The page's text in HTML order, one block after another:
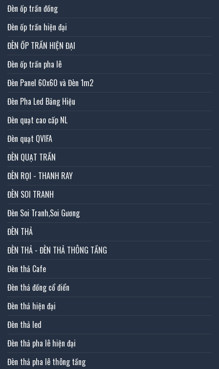
Đèn ốp trần đồng
Đèn ốp trần hiện đại
ĐÈN ỐP TRẦN HIỆN ĐẠI
Đèn ốp trần pha lê
Đèn Panel 60x60 và Đèn 1m2
Đèn Pha Led Bảng Hiệu
Đèn quạt cao cấp NL
Đèn quạt QVIFA
ĐÈN QUẠT TRẦN
ĐÈN RỌI - THANH RAY
ĐÈN SOI TRANH
Đèn Soi Tranh,Soi Gương
ĐÈN THẢ
ĐÈN THẢ - ĐÈN THẢ THÔNG TẦNG
Đèn thả Cafe
Đèn thả đồng cổ điển
Đèn thả hiện đại
Đèn thả led
Đèn thả pha lê hiện đại
Đèn thả pha lê thông tầng